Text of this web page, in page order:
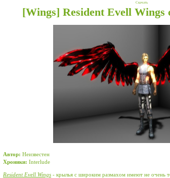
Скачать
[Wings] Resident Evell Wings
Автор: Неизвестен
Хроники: Interlude
Resident Evell Wings - крылья с широким размахом имеют не очень